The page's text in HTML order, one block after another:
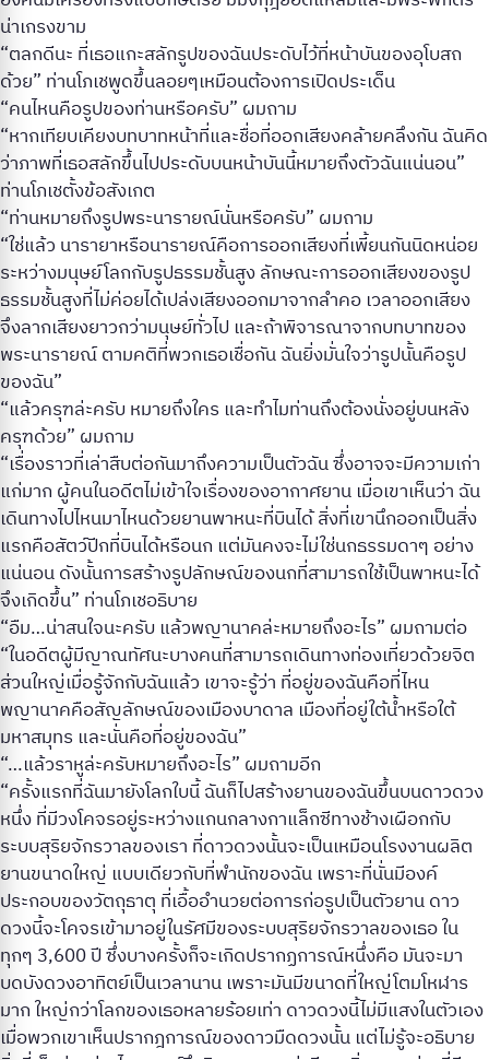
น่าเกรงขาม
“ตลกดีนะ ที่เธอแกะสลักรูปของฉันประดับไว้ที่หน้าบันของอุโบสถ
ด้วย” ท่านโภเชพูดขึ้นลอยๆเหมือนต้องการเปิดประเด็น
“คนไหนคือรูปของท่านหรือครับ” ผมถาม
“หากเทียบเคียงบทบาทหน้าที่และชื่อที่ออกเสียงคล้ายคลึงกัน ฉันคิด
ว่าภาพที่เธอสลักขึ้นไปประดับบนหน้าบันนี้หมายถึงตัวฉันแน่นอน”
ท่านโภเชตั้งข้อสังเกต
“ท่านหมายถึงรูปพระนารายณ์นั่นหรือครับ” ผมถาม
“ใช่แล้ว นารายาหรือนารายณ์คือการออกเสียงที่เพี้ยนกันนิดหน่อย
ระหว่างมนุษย์โลกกับรูปธรรมชั้นสูง ลักษณะการออกเสียงของรูป
ธรรมชั้นสูงที่ไม่ค่อยได้เปล่งเสียงออกมาจากลำคอ เวลาออกเสียง
จึงลากเสียงยาวกว่ามนุษย์ทั่วไป และถ้าพิจารณาจากบทบาทของ
พระนารายณ์ ตามคติที่พวกเธอเชื่อกัน ฉันยิ่งมั่นใจว่ารูปนั้นคือรูป
ของฉัน”
“แล้วครุฑล่ะครับ หมายถึงใคร และทำไมท่านถึงต้องนั่งอยู่บนหลัง
ครุฑด้วย” ผมถาม
“เรื่องราวที่เล่าสืบต่อกันมาถึงความเป็นตัวฉัน ซึ่งอาจจะมีความเก่า
แก่มาก ผู้คนในอดีตไม่เข้าใจเรื่องของอากาศยาน เมื่อเขาเห็นว่า ฉัน
เดินทางไปไหนมาไหนด้วยยานพาหนะที่บินได้ สิ่งที่เขานึกออกเป็นสิ่ง
แรกคือสัตว์ปีกที่บินได้หรือนก แต่มันคงจะไม่ใช่นกธรรมดาๆ อย่าง
แน่นอน ดังนั้นการสร้างรูปลักษณ์ของนกที่สามารถใช้เป็นพาหนะได้
จึงเกิดขึ้น” ท่านโภเชอธิบาย
“อืม…น่าสนใจนะครับ แล้วพญานาคล่ะหมายถึงอะไร” ผมถามต่อ
“ในอดีตผู้มีญาณทัศนะบางคนที่สามารถเดินทางท่องเที่ยวด้วยจิต
ส่วนใหญ่เมื่อรู้จักกับฉันแล้ว เขาจะรู้ว่า ที่อยู่ของฉันคือที่ไหน
พญานาคคือสัญลักษณ์ของเมืองบาดาล เมืองที่อยู่ใต้น้ำหรือใต้
มหาสมุทร และนั่นคือที่อยู่ของฉัน”
“…แล้วราหูล่ะครับหมายถึงอะไร” ผมถามอีก
“ครั้งแรกที่ฉันมายังโลกใบนี้ ฉันก็ไปสร้างยานของฉันขึ้นบนดาวดวง
หนึ่ง ที่มีวงโคจรอยู่ระหว่างแกนกลางกาแล็กซีทางช้างเผือกกับ
ระบบสุริยจักรวาลของเรา ที่ดาวดวงนั้นจะเป็นเหมือนโรงงานผลิต
ยานขนาดใหญ่ แบบเดียวกับที่พำนักของฉัน เพราะที่นั่นมีองค์
ประกอบของวัตถุธาตุ ที่เอื้ออำนวยต่อการก่อรูปเป็นตัวยาน ดาว
ดวงนี้จะโคจรเข้ามาอยู่ในรัศมีของระบบสุริยจักรวาลของเธอ ใน
ทุกๆ 3,600 ปี ซึ่งบางครั้งก็จะเกิดปรากฏการณ์หนึ่งคือ มันจะมา
บดบังดวงอาทิตย์เป็นเวลานาน เพราะมันมีขนาดที่ใหญ่โตมโหฬาร
มาก ใหญ่กว่าโลกของเธอหลายร้อยเท่า ดาวดวงนี้ไม่มีแสงในตัวเอง
เมื่อพวกเขาเห็นปรากฎการณ์ของดาวมืดดวงนั้น แต่ไม่รู้จะอธิบาย